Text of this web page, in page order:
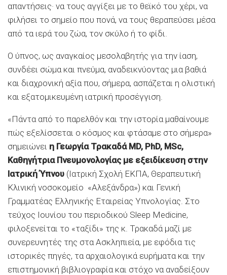
απαντήσεις· να τους αγγίξει με το θεϊκό του χέρι, να
φιλήσει το σημείο που πονά, να τους θεραπεύσει μέσα
από τα ιερά του ζώα, τον σκύλο ή το φίδι.
Ο ύπνος, ως αναγκαίος μεσολαβητής για την ίαση,
συνδέει σώμα και πνεύμα, αναδεικνύοντας μια βαθιά
και διαχρονική αξία που, σήμερα, ασπάζεται η ολιστική
και εξατομικευμένη ιατρική προσέγγιση.
«Πάντα από το παρελθόν και την ιστορία μαθαίνουμε
πώς εξελίσσεται ο κόσμος και φτάσαμε στο σήμερα»
σημειώνει η Γεωργία Τρακαδά MD, PhD, MSc,
Καθηγήτρια Πνευμονολογίας με εξειδίκευση στην
Ιατρική Ύπνου (Ιατρική Σχολή ΕΚΠΑ, Θεραπευτική
Κλινική νοσοκομείο «Αλεξάνδρα») και Γενική
Γραμματέας Ελληνικής Εταιρείας Υπνολογίας. Στο
τεύχος Ιουνίου του περιοδικού Sleep Medicine,
φιλοξενείται το «ταξίδι» της κ. Τρακαδά μαζί με
συνερευνητές της στα Ασκληπιεία, με εφόδια τις
ιστορικές πηγές, τα αρχαιολογικά ευρήματα και την
επιστημονική βιβλιογραφία και στόχο να αναδείξουν